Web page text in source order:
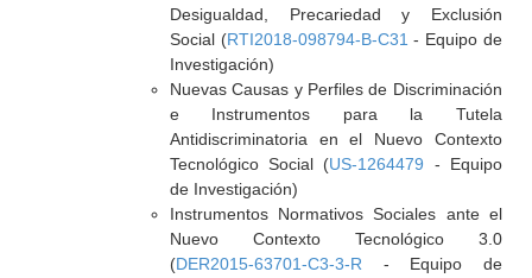
Desigualdad, Precariedad y Exclusión
Social (RTI2018-098794-B-C31 - Equipo de
Investigación)
Nuevas Causas y Perfiles de Discriminación
e Instrumentos para la Tutela
Antidiscriminatoria en el Nuevo Contexto
Tecnológico Social (US-1264479 - Equipo
de Investigación)
Instrumentos Normativos Sociales ante el
Nuevo Contexto Tecnológico 3.0
(DER2015-63701-C3-3-R - Equipo de